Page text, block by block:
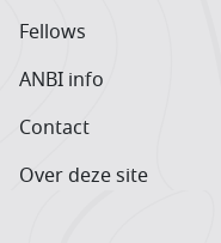
Fellows
ANBI info
Contact
Over deze site